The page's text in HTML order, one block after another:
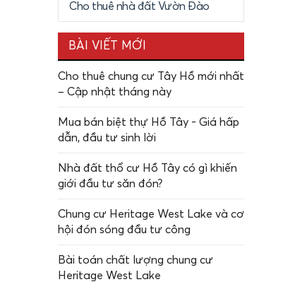
Cho thuê nhà đất Vườn Đào
BÀI VIẾT MỚI
Cho thuê chung cư Tây Hồ mới nhất
– Cập nhật tháng này
Mua bán biệt thự Hồ Tây - Giá hấp
dẫn, đầu tư sinh lời
Nhà đất thổ cư Hồ Tây có gì khiến
giới đầu tư săn đón?
Chung cư Heritage West Lake và cơ
hội đón sóng đầu tư công
Bài toán chất lượng chung cư
Heritage West Lake